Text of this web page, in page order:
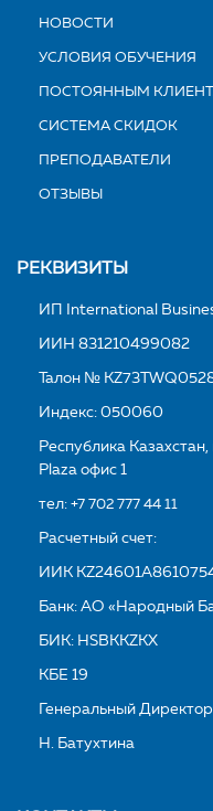
НОВОСТИ
УСЛОВИЯ ОБУЧЕНИЯ
ПОСТОЯННЫМ
СИСТЕМА СКИДОК
ПРЕПОДАВАТЕЛИ
ОТЗЫВЫ
РЕКВИЗИТЫ
ИП International
ИИН 831210499082
Талон №
Индекс: 050060
Республика
Plaza офис 1
тел:+7 702 777 44 11
Расчетный счет:
ИИК
Банк: АО «Народный
БИК: HSBKKZKX
КБЕ 19
Генеральный Директор
Н. Батухтина